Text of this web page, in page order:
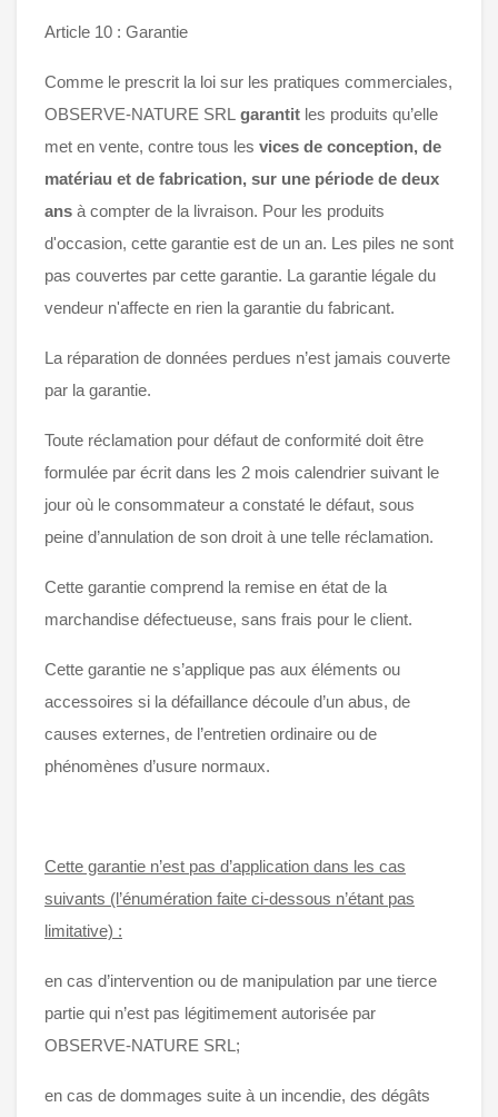
Article 10 : Garantie
Comme le prescrit la loi sur les pratiques commerciales,
OBSERVE-NATURE SRL garantit les produits qu’elle
met en vente, contre tous les vices de conception, de
matériau et de fabrication, sur une période de deux
ans à compter de la livraison. Pour les produits
d'occasion, cette garantie est de un an. Les piles ne sont
pas couvertes par cette garantie. La garantie légale du
vendeur n'affecte en rien la garantie du fabricant.
La réparation de données perdues n’est jamais couverte
par la garantie.
Toute réclamation pour défaut de conformité doit être
formulée par écrit dans les 2 mois calendrier suivant le
jour où le consommateur a constaté le défaut, sous
peine d’annulation de son droit à une telle réclamation.
Cette garantie comprend la remise en état de la
marchandise défectueuse, sans frais pour le client.
Cette garantie ne s’applique pas aux éléments ou
accessoires si la défaillance découle d’un abus, de
causes externes, de l’entretien ordinaire ou de
phénomènes d’usure normaux.
Cette garantie n’est pas d’application dans les cas
suivants (l’énumération faite ci-dessous n’étant pas
limitative) :
en cas d’intervention ou de manipulation par une tierce
partie qui n’est pas légitimement autorisée par
OBSERVE-NATURE SRL;
en cas de dommages suite à un incendie, des dégâts